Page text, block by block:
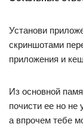
Установи
скриншотами
приложения и
Из основной
почисти ее но не
а впрочем тебе